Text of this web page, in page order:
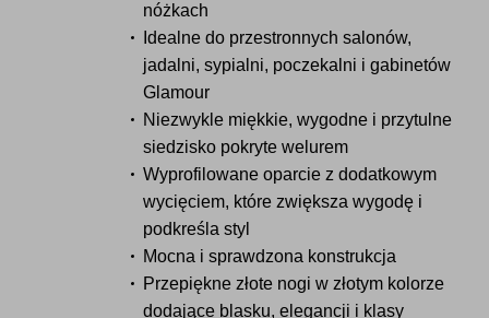
nóżkach
Idealne do przestronnych salonów,
jadalni, sypialni, poczekalni i gabinetów
Glamour
Niezwykle miękkie, wygodne i przytulne
siedzisko pokryte welurem
Wyprofilowane oparcie z dodatkowym
wycięciem, które zwiększa wygodę i
podkreśla styl
Mocna i sprawdzona konstrukcja
Przepiękne złote nogi w złotym kolorze
dodające blasku, elegancji i klasy